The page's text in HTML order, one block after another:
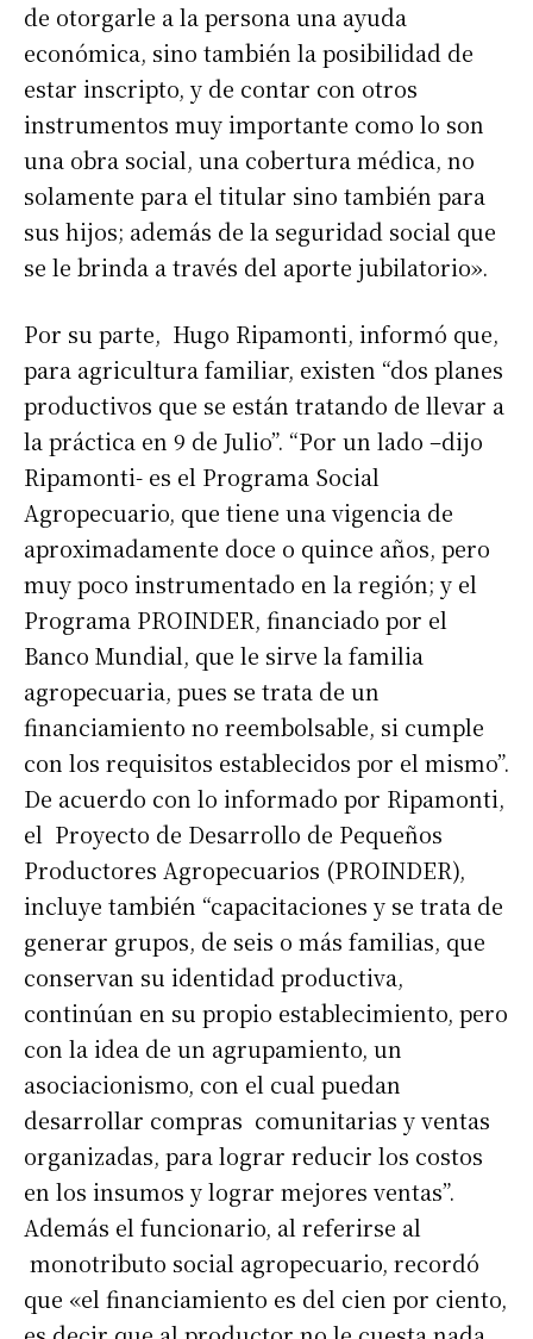
Suscribirme gratis
de otorgarle a la persona una ayuda
económica, sino también la posibilidad de
estar inscripto, y de contar con otros
instrumentos muy importante como lo son
una obra social, una cobertura médica, no
solamente para el titular sino también para
sus hijos; además de la seguridad social que
se le brinda a través del aporte jubilatorio».
Por su parte, Hugo Ripamonti, informó que,
para agricultura familiar, existen “dos planes
productivos que se están tratando de llevar a
la práctica en 9 de Julio”. “Por un lado –dijo
Ripamonti- es el Programa Social
Agropecuario, que tiene una vigencia de
aproximadamente doce o quince años, pero
muy poco instrumentado en la región; y el
Programa PROINDER, financiado por el
Banco Mundial, que le sirve la familia
agropecuaria, pues se trata de un
financiamiento no reembolsable, si cumple
con los requisitos establecidos por el mismo”.
De acuerdo con lo informado por Ripamonti,
el Proyecto de Desarrollo de Pequeños
Productores Agropecuarios (PROINDER),
incluye también “capacitaciones y se trata de
generar grupos, de seis o más familias, que
conservan su identidad productiva,
continúan en su propio establecimiento, pero
con la idea de un agrupamiento, un
asociacionismo, con el cual puedan
desarrollar compras comunitarias y ventas
organizadas, para lograr reducir los costos
en los insumos y lograr mejores ventas”.
Además el funcionario, al referirse al
monotributo social agropecuario, recordó
que «el financiamiento es del cien por ciento,